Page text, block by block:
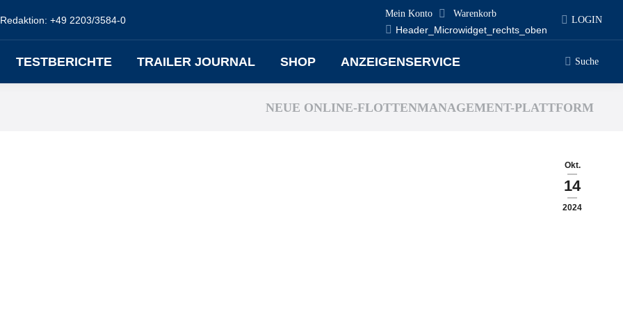
Redaktion: +49 2203/3584-0
Mein Konto Warenkorb
Header_Microwidget_rechts_oben
LOGIN
TESTBERICHTE TRAILER JOURNAL SHOP ANZEIGENSERVICE Search:
Suche
NEUE ONLINE-FLOTTENMANAGEMENT-PLATTFORM
Okt.
14
2024